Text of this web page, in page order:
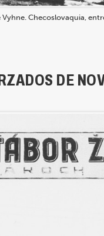
Checoslovaquia,
DE